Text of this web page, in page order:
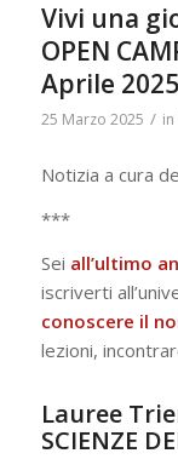
Vivi una
OPEN
Aprile 2025
25 Marzo 2025 / in
Notizia a cura
***
Sei all’ultimo
iscriverti
conoscere il
lezioni,
Lauree
SCIENZE